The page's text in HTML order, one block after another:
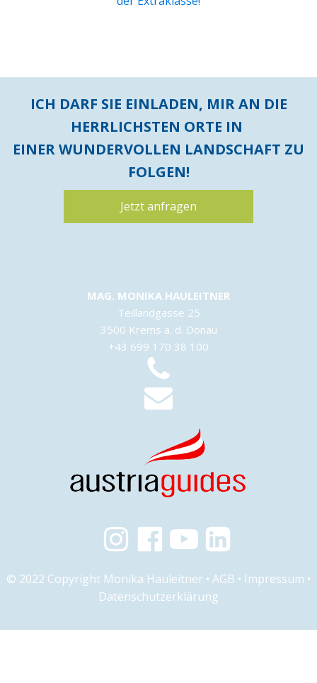
ICH DARF SIE EINLADEN, MIR AN DIE
HERRLICHSTEN ORTE IN
EINER WUNDERVOLLEN LANDSCHAFT ZU
FOLGEN!
Jetzt anfragen
MAG. MONIKA HAULEITNER
Teillandgasse 25
3500 Krems a. d. Donau
+43 699 170 38 100
© 2022 Copyright Monika Hauleitner • AGB • Impressum •
Datenschutzerklärung